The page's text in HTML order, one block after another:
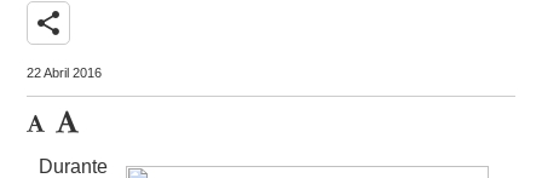
share
22 Abril 2016
Durante